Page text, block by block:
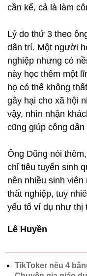
cần kể, cả là làm
Lý do thứ 3 theo
dân trí. Một người
nghiệp nhưng có
này học thêm một
họ có thể không
gây hại cho xã hội
vậy, nhìn nhận
cũng giúp công
Ông Dũng nói
chỉ tiêu tuyển sinh
nên nhiều sinh
thất nghiệp, tuy
yếu tố ví dụ như thị
Lê Huyền
TikToker nêu 4